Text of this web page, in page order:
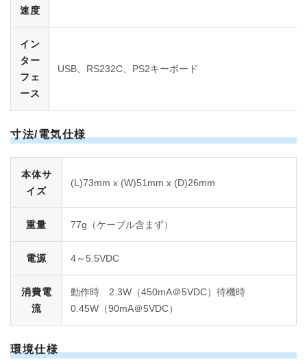
速度
イン
ター
フェ
ース
USB、RS232C、PS2キーボード
寸法/電気仕様
本体サ
イズ
(L)73mm x (W)51mm x (D)26mm
重量 77g（ケーブル含まず）
電源 4～5.5VDC
消費電
流
動作時 2.3W（450mA＠5VDC）待機時
0.45W（90mA＠5VDC）
環境仕様